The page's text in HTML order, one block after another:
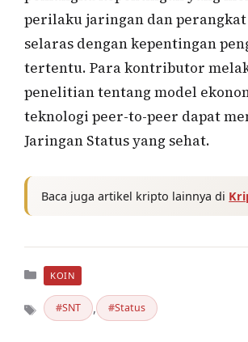
perilaku jaringan dan
selaras dengan kepentingan
tertentu. Para kontributor
penelitian tentang model
teknologi peer-to-peer dapat
Jaringan Status yang sehat.
Baca juga artikel kripto lainnya di
Kategori
KOIN
Tag SNT , Status